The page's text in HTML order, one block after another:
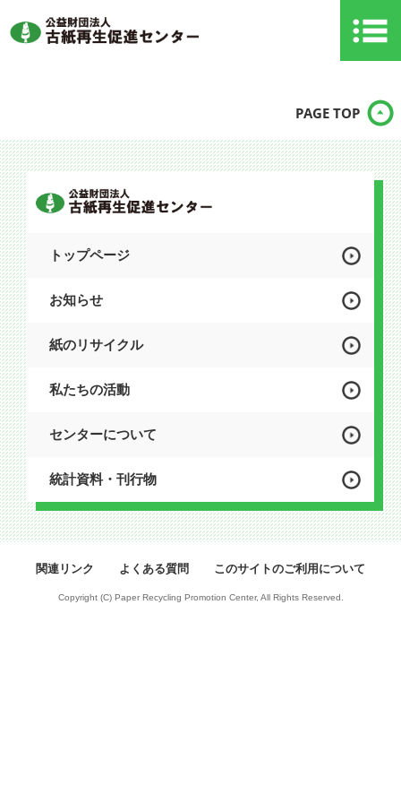
PAGE TOP
トップページ
お知らせ
紙のリサイクル
私たちの活動
センターについて
統計資料・刊行物
関連リンク よくある質問 このサイトのご利用について
Copyright (C) Paper Recycling Promotion Center, All Rights Reserved.